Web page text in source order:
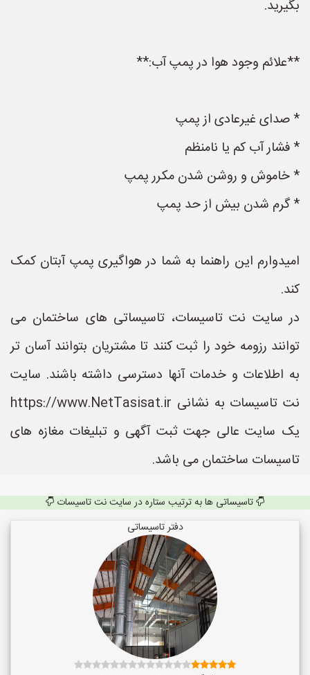
بگیرید.
**علائم وجود هوا در پمپ آب:**
* صدای غیرعادی از پمپ
* فشار آب کم یا نامنظم
* خاموش و روشن شدن مکرر پمپ
* گرم شدن بیش از حد پمپ
امیدوارم این راهنما به شما در هواگیری پمپ آبتان کمک
کند.
در سایت نت تاسیسات، تاسیساتی های ساختمان می
توانند رزومه خود را ثبت کنند تا مشتریان بتوانند آسان تر
به اطلاعات و خدمات آنها دسترسی داشته باشند. سایت
نت تاسیسات به نشانی https://www.NetTasisat.ir
یک سایت عالی جهت ثبت آگهی و تبلیغات مغازه های
تاسیسات ساختمان می باشد.
تاسیساتی ها به ترتیب ستاره در سایت نت تاسیسات
دفتر تاسیساتی